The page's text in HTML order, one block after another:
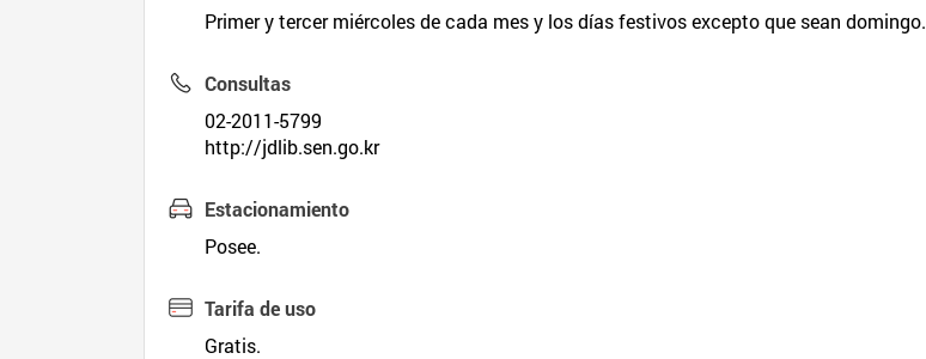
Primer y tercer miércoles de cada mes y los días festivos excepto que sean domingo.
Consultas
02-2011-5799
http://jdlib.sen.go.kr
Estacionamiento
Posee.
Tarifa de uso
Gratis.